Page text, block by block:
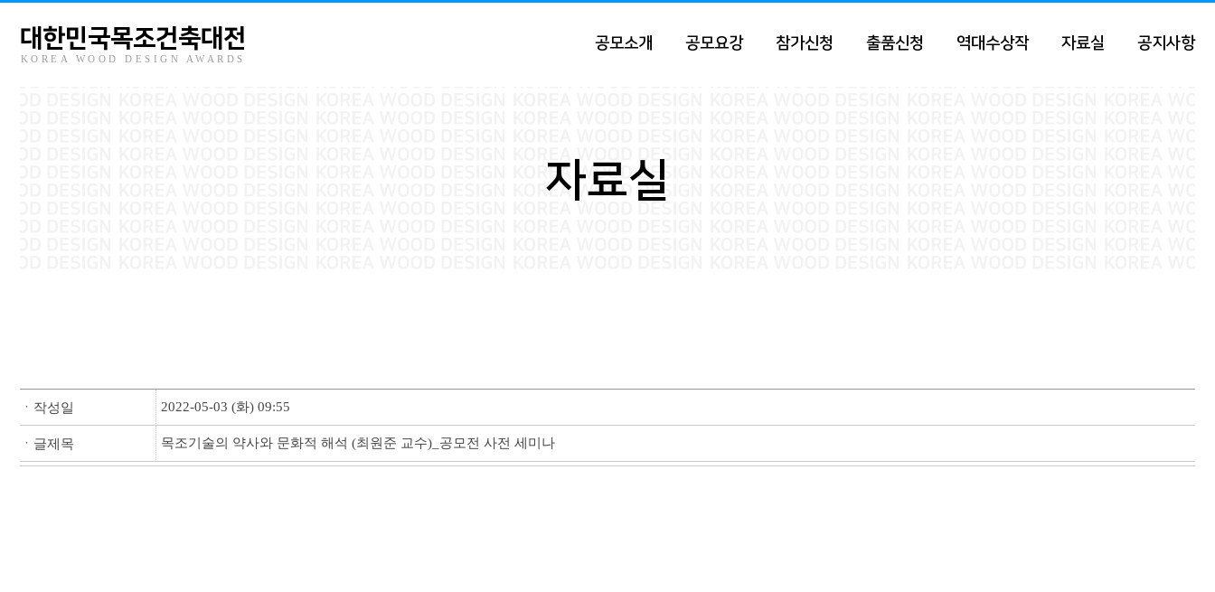
대한민국목조건축대전
KOREA WOOD DESIGN AWARDS
공모소개 공모요강 참가신청 출품신청 역대수상작 자료실 공지사항
자료실
ㆍ작성일 2022-05-03 (화) 09:55
ㆍ글제목 목조기술의 약사와 문화적 해석 (최원준 교수)_공모전 사전 세미나